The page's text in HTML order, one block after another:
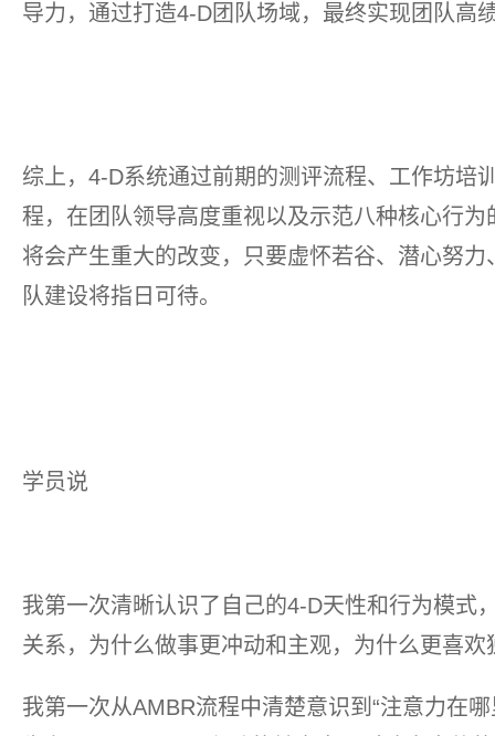
导力，通过打造4-D团队场域，最终实现团队高
综上，4-D系统通过前期的测评流程、工作坊培
程，在团队领导高度重视以及示范八种核心行
将会产生重大的改变，只要虚怀若谷、潜心努
队建设将指日可待。
学员说
我第一次清晰认识了自己的4-D天性和行为模式
关系，为什么做事更冲动和主观，为什么更喜
我第一次从AMBR流程中清楚意识到“注意力在